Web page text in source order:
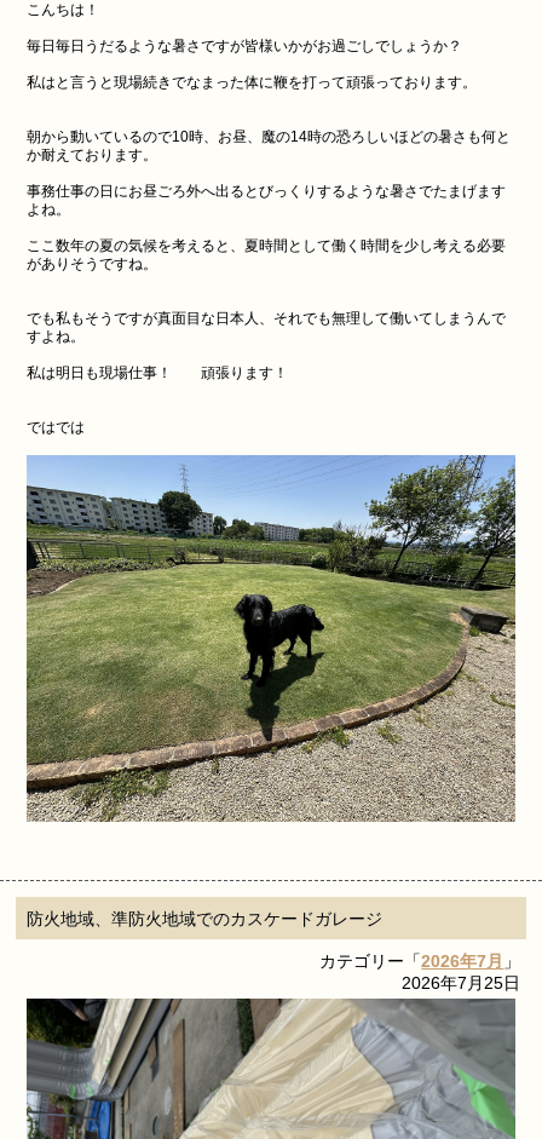
こんちは！
毎日毎日うだるような暑さですが皆様いかがお過ごしでしょうか？
私はと言うと現場続きでなまった体に鞭を打って頑張っております。
朝から動いているので10時、お昼、魔の14時の恐ろしいほどの暑さも何と
か耐えております。
事務仕事の日にお昼ごろ外へ出るとびっくりするような暑さでたまげます
よね。
ここ数年の夏の気候を考えると、夏時間として働く時間を少し考える必要
がありそうですね。
でも私もそうですが真面目な日本人、それでも無理して働いてしまうんで
すよね。
私は明日も現場仕事！ 頑張ります！
ではでは
防火地域、準防火地域でのカスケードガレージ
カテゴリー「2026年7月 」
2026年7月25日